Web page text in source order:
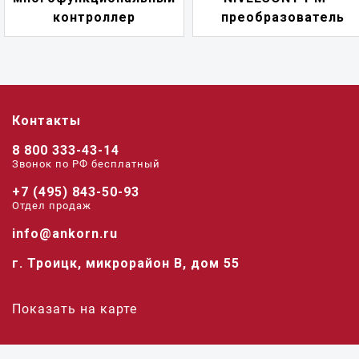
преобразователь
Контакты
8 800 333-43-14
Звонок по РФ беcплатный
+7 (495) 843-50-93
Отдел продаж
info@ankorn.ru
г. Троицк, микрорайон В, дом 55
Показать на карте